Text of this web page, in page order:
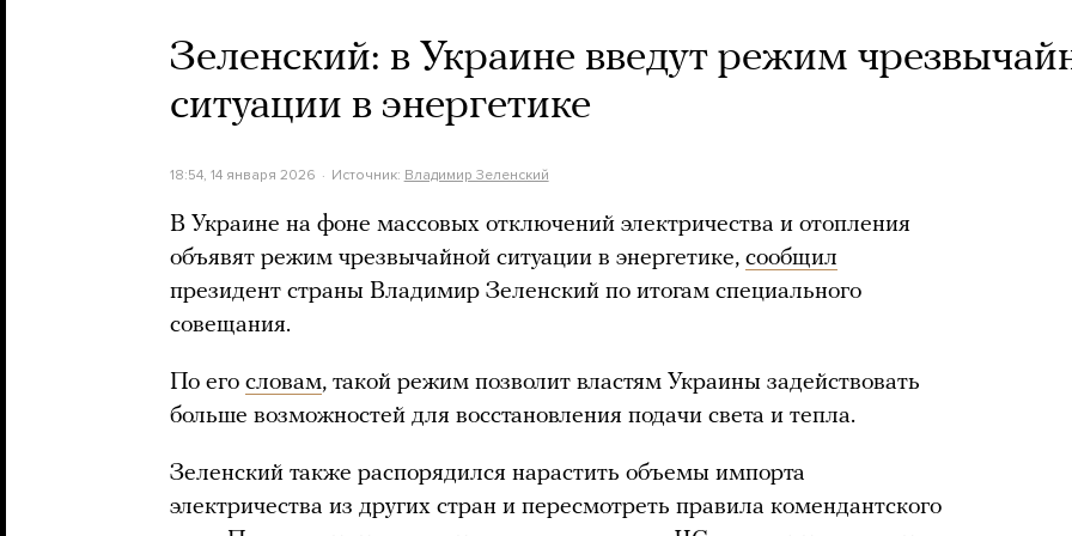
Зеленский: в Украине введут режим
ситуации в энергетике
18:54, 14 января 2026 Источник: Владимир Зеленский
В Украине на фоне массовых отключений электричества и отопления
объявят режим чрезвычайной ситуации в энергетике, сообщил
президент страны Владимир Зеленский по итогам специального
совещания.
По его словам, такой режим позволит властям Украины задействовать
больше возможностей для восстановления подачи света и тепла.
Зеленский также распорядился нарастить объемы импорта
электричества из других стран и пересмотреть правила комендантского